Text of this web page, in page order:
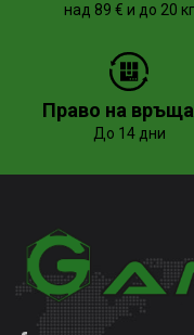
над 89 € и до 20 кг
Право на
До 14 дни